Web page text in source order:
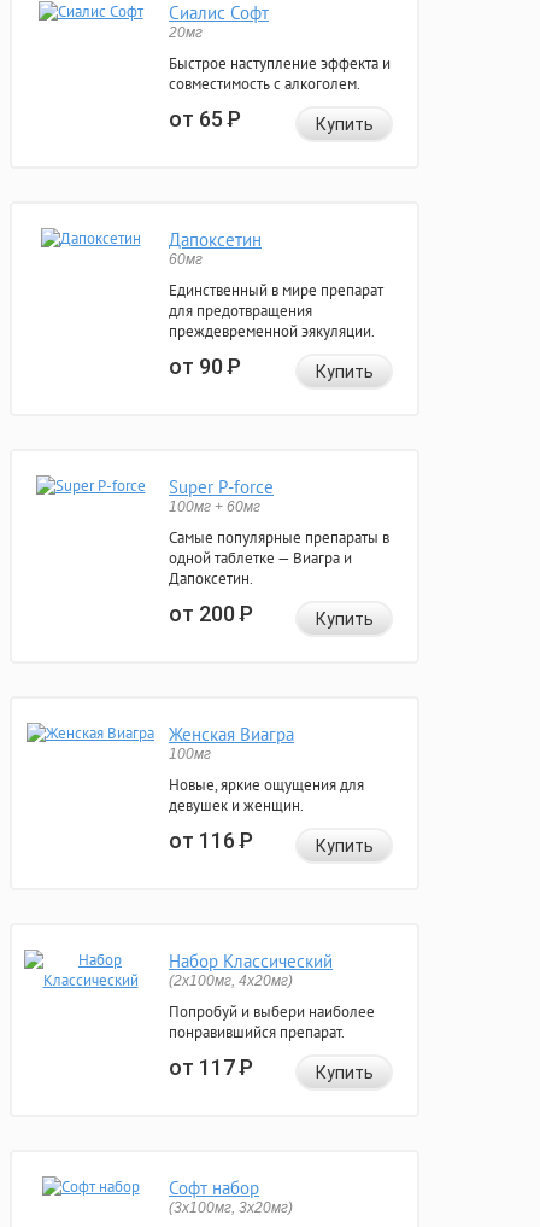
Сиалис Софт
20мг
Быстрое наступление эффекта и
совместимость с алкоголем.
от 65Р Купить
Дапоксетин
60мг
Единственный в мире препарат
для предотвращения
преждевременной эякуляции.
от 90Р Купить
Super P-force
100мг + 60мг
Самые популярные препараты в
одной таблетке — Виагра и
Дапоксетин.
от 200Р Купить
Женская Виагра
100мг
Новые, яркие ощущения для
девушек и женщин.
от 116Р Купить
Набор Классический
(2x100мг, 4x20мг)
Попробуй и выбери наиболее
понравившийся препарат.
от 117Р Купить
Софт набор
(3x100мг, 3x20мг)